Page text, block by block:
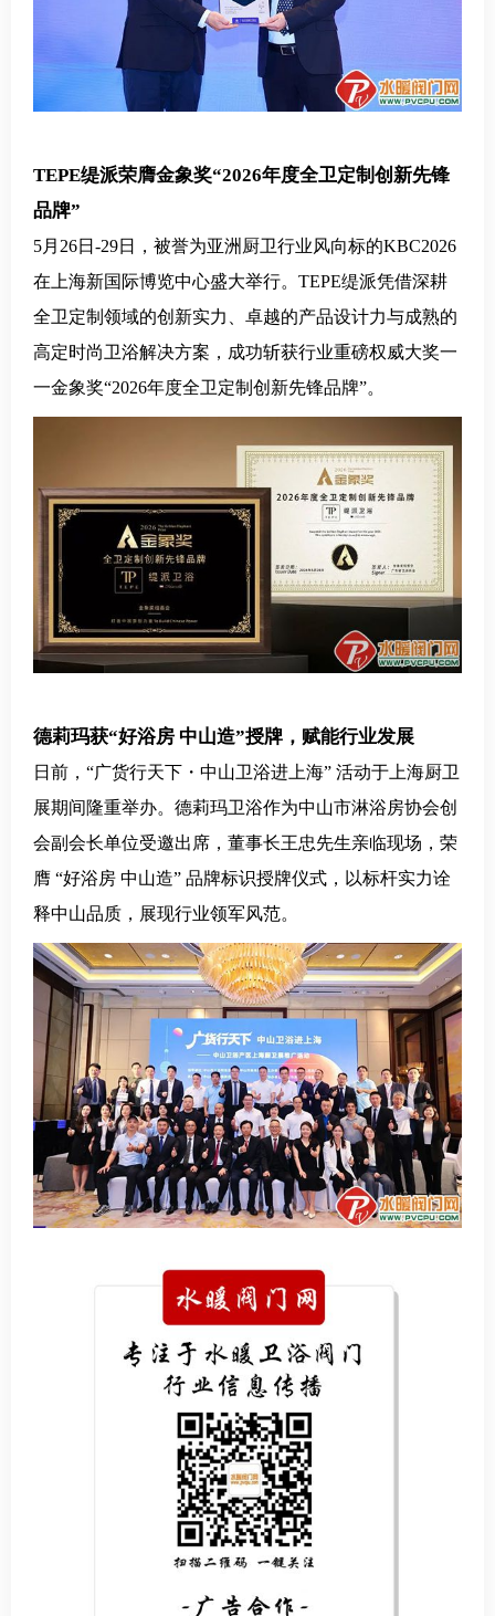
TEPE缇派荣膺金象奖“2026年度全卫定制创新先锋
品牌”
5月26日-29日，被誉为亚洲厨卫行业风向标的KBC2026
在上海新国际博览中心盛大举行。 TEPE缇派凭借深耕
全卫定制领域的创新实力、卓越的产品设计力与成熟的
高定时尚卫浴解决方案，成功斩获行业重磅权威大奖一
一金象奖“2026年度全卫定制创新先锋品牌”。
德莉玛获“好浴房 中山造”授牌，赋能行业发展
日前，“广货行天下・中山卫浴进上海” 活动于上海厨卫
展期间隆重举办。德莉玛卫浴作为中山市淋浴房协会创
会副会长单位受邀出席，董事长王忠先生亲临现场，荣
膺 “好浴房 中山造” 品牌标识授牌仪式，以标杆实力诠
释中山品质，展现行业领军风范。